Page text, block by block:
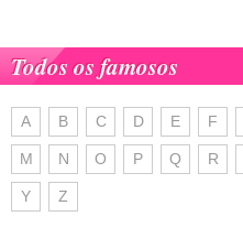
Todos os famosos
A B C D E F
M N O P Q R
Y Z